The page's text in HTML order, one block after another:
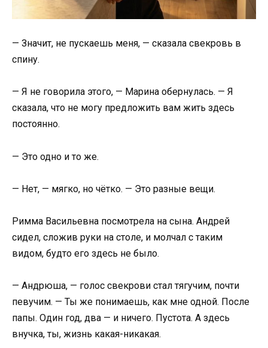
— Значит, не пускаешь меня, — сказала свекровь в
спину.
— Я не говорила этого, — Марина обернулась. — Я
сказала, что не могу предложить вам жить здесь
постоянно.
— Это одно и то же.
— Нет, — мягко, но чётко. — Это разные вещи.
Римма Васильевна посмотрела на сына. Андрей
сидел, сложив руки на столе, и молчал с таким
видом, будто его здесь не было.
— Андрюша, — голос свекрови стал тягучим, почти
певучим. — Ты же понимаешь, как мне одной. После
папы. Один год, два — и ничего. Пустота. А здесь
внучка, ты, жизнь какая-никакая.